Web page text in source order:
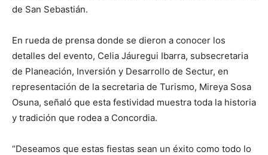
de San Sebastián.
En rueda de prensa donde se dieron a conocer los
detalles del evento, Celia Jáuregui Ibarra, subsecretaria
de Planeación, Inversión y Desarrollo de Sectur, en
representación de la secretaria de Turismo, Mireya Sosa
Osuna, señaló que esta festividad muestra toda la historia
y tradición que rodea a Concordia.
“Deseamos que estas fiestas sean un éxito como todo lo